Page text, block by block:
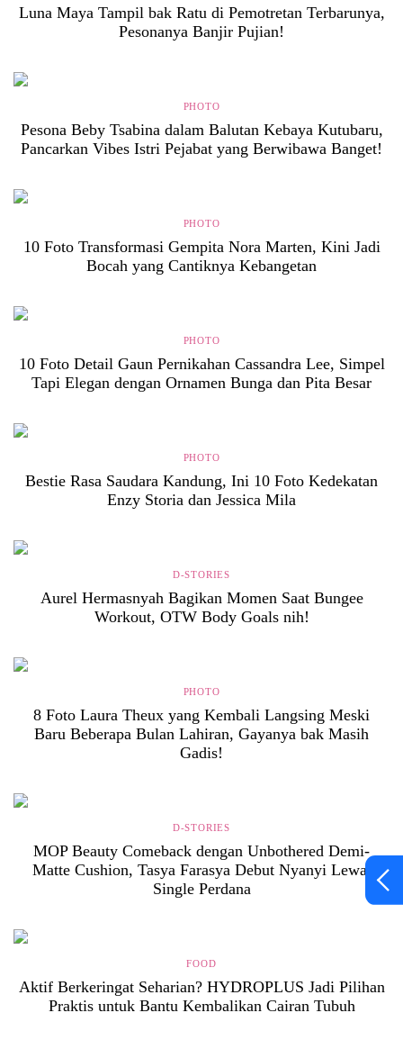
Luna Maya Tampil bak Ratu di Pemotretan Terbarunya,
Pesonanya Banjir Pujian!
PHOTO
Pesona Beby Tsabina dalam Balutan Kebaya Kutubaru,
Pancarkan Vibes Istri Pejabat yang Berwibawa Banget!
PHOTO
10 Foto Transformasi Gempita Nora Marten, Kini Jadi
Bocah yang Cantiknya Kebangetan
PHOTO
10 Foto Detail Gaun Pernikahan Cassandra Lee, Simpel
Tapi Elegan dengan Ornamen Bunga dan Pita Besar
PHOTO
Bestie Rasa Saudara Kandung, Ini 10 Foto Kedekatan
Enzy Storia dan Jessica Mila
D-STORIES
Aurel Hermasnyah Bagikan Momen Saat Bungee
Workout, OTW Body Goals nih!
PHOTO
8 Foto Laura Theux yang Kembali Langsing Meski
Baru Beberapa Bulan Lahiran, Gayanya bak Masih
Gadis!
D-STORIES
MOP Beauty Comeback dengan Unbothered Demi-
Matte Cushion, Tasya Farasya Debut Nyanyi Lewat
Single Perdana
FOOD
Aktif Berkeringat Seharian? HYDROPLUS Jadi Pilihan
Praktis untuk Bantu Kembalikan Cairan Tubuh